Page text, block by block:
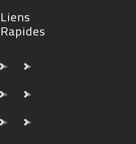
Liens
Rapides
"> ">
"> ">
"> ">